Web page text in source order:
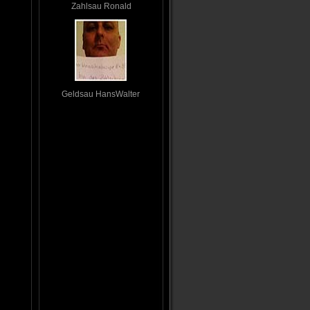
Zahlsau Ronald
Geldsau HansWalter